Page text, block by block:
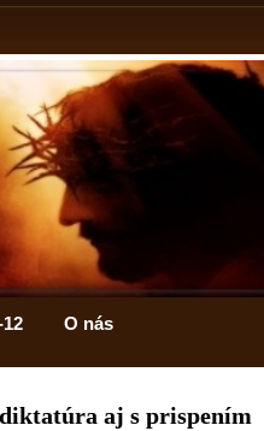
O nás
aj s prispením